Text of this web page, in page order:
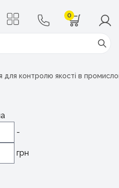
0
для контролю якості в
-
грн